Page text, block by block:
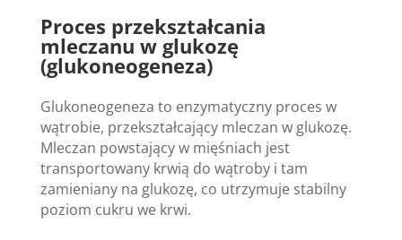
Proces przekształcania
mleczanu w glukozę
(glukoneogeneza)
Glukoneogeneza to enzymatyczny proces w
wątrobie, przekształcający mleczan w glukozę.
Mleczan powstający w mięśniach jest
transportowany krwią do wątroby i tam
zamieniany na glukozę, co utrzymuje stabilny
poziom cukru we krwi.